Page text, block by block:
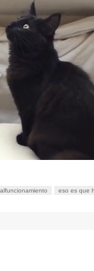
eso es que